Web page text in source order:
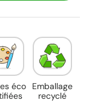
éco
Emballage
recyclé